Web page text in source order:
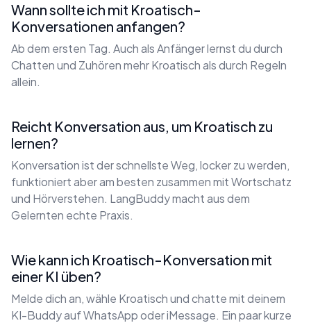
Wann sollte ich mit Kroatisch-
Konversationen anfangen?
Ab dem ersten Tag. Auch als Anfänger lernst du durch
Chatten und Zuhören mehr Kroatisch als durch Regeln
allein.
Reicht Konversation aus, um Kroatisch zu
lernen?
Konversation ist der schnellste Weg, locker zu werden,
funktioniert aber am besten zusammen mit Wortschatz
und Hörverstehen. LangBuddy macht aus dem
Gelernten echte Praxis.
Wie kann ich Kroatisch-Konversation mit
einer KI üben?
Melde dich an, wähle Kroatisch und chatte mit deinem
KI-Buddy auf WhatsApp oder iMessage. Ein paar kurze